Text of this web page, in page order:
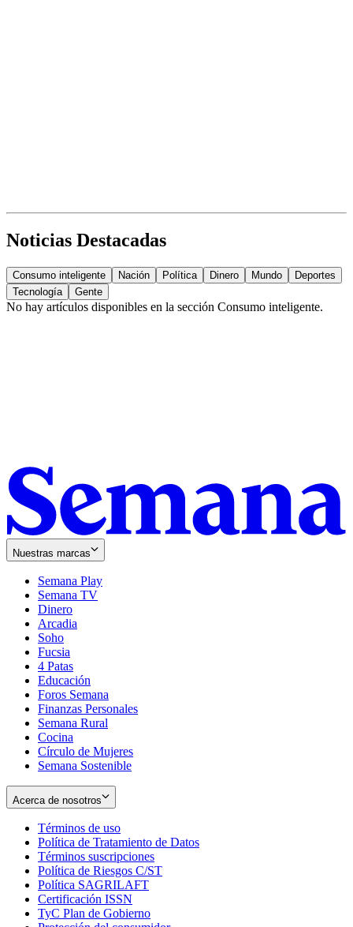
Noticias Destacadas
Consumo inteligente Nación Política Dinero Mundo
Deportes
Tecnología
Gente
No hay artículos disponibles en la sección Consumo inteligente.
Nuestras marcas
Semana Play
Semana TV
Dinero
Arcadia
Soho
in
new
window
Fucsia
in
new
window
4 Patas
Educación
Foros Semana
Finanzas Personales
Semana Rural
Cocina
Círculo de Mujeres
Semana Sostenible
Acerca de nosotros
Términos de uso
in
new
window
Política de Tratamiento de Datos
Términos suscripciones
in
Política de Riesgos C/ST
Política SAGRILAFT
new
Certificación ISSN
in
TyC Plan de Gobierno